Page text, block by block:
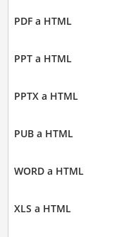
PDF a HTML
PPT a HTML
PPTX a HTML
PUB a HTML
WORD a HTML
XLS a HTML